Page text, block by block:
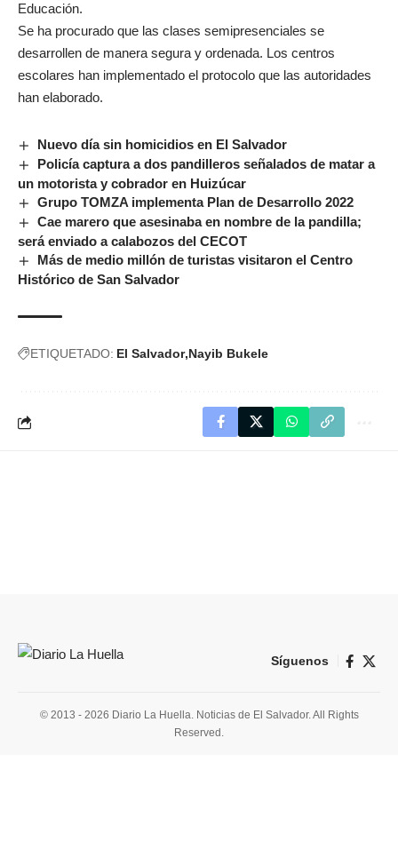
Educación.
Se ha procurado que las clases semipresenciales se
desarrollen de manera segura y ordenada. Los centros
escolares han implementado el protocolo que las autoridades
han elaborado.
Nuevo día sin homicidios en El Salvador
Policía captura a dos pandilleros señalados de matar a
un motorista y cobrador en Huizúcar
Grupo TOMZA implementa Plan de Desarrollo 2022
Cae marero que asesinaba en nombre de la pandilla;
será enviado a calabozos del CECOT
Más de medio millón de turistas visitaron el Centro
Histórico de San Salvador
ETIQUETADO: El Salvador Nayib Bukele
Síguenos
© 2013 - 2026 Diario La Huella. Noticias de El Salvador. All Rights
Reserved.